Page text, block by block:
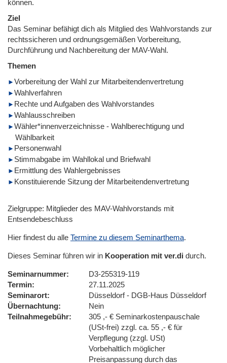
können.
Ziel
Das Seminar befähigt dich als Mitglied des Wahlvorstands zur
rechtssicheren und ordnungsgemäßen Vorbereitung,
Durchführung und Nachbereitung der MAV-Wahl.
Themen
Vorbereitung der Wahl zur Mitarbeitendenvertretung
Wahlverfahren
Rechte und Aufgaben des Wahlvorstandes
Wahlausschreiben
Wähler*innenverzeichnisse - Wahlberechtigung und
Wählbarkeit
Personenwahl
Stimmabgabe im Wahllokal und Briefwahl
Ermittlung des Wahlergebnisses
Konstituierende Sitzung der Mitarbeitendenvertretung
Zielgruppe: Mitglieder des MAV-Wahlvorstands mit
Entsendebeschluss
Hier findest du alle Termine zu diesem Seminarthema.
Dieses Seminar führen wir in Kooperation mit ver.di durch.
Seminarnummer
D3-255319-119
Termin
27.11.2025
Seminarort
Düsseldorf - DGB-Haus Düsseldorf
Übernachtung
Nein
Teilnahmegebühr
305 ,- € Seminarkostenpauschale
(USt-frei) zzgl. ca. 55 ,- € für
Verpflegung (zzgl. USt)
Vorbehaltlich möglicher
Preisanpassung durch das